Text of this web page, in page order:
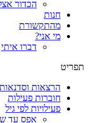
הכדור
חנות
מהתקשורת
מי אני?
דברו איתי
תפריט
הרצאות וסדנאות
חוברות פעילות
פעילויות לפי גיל
אפס עד